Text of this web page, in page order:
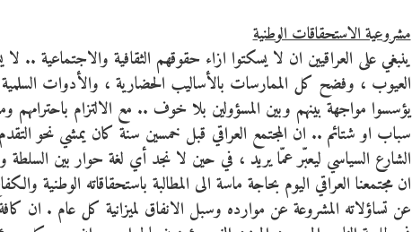
مشروعية الاستحقاقات الوطنية
ينبغي على العراقيين ان لا يسكتوا ازاء حقوقهم الثقافية والاجتماعية
العيوب ، وفضح كل الممارسات بالأساليب الحضارية ، والأدوات السلمية
يؤسسوا مواجهة بينهم وبين المسؤولين بلا خوف .. مع الالتزام
سباب او شتائم .. ان المجتمع العراقي قبل خمسين سنة كان يمشي نحو
الشارع السياسي ليعبّر عمّا يريد ، في حين لا نجد أي لغة حوار بين
ان مجتمعنا العراقي اليوم بحاجة ماسة الى المطالبة باستحقاقاته الوطنية
عن تساؤلاته المشروعة عن موارده وسبل الانفاق لميزانية كل عام . ان